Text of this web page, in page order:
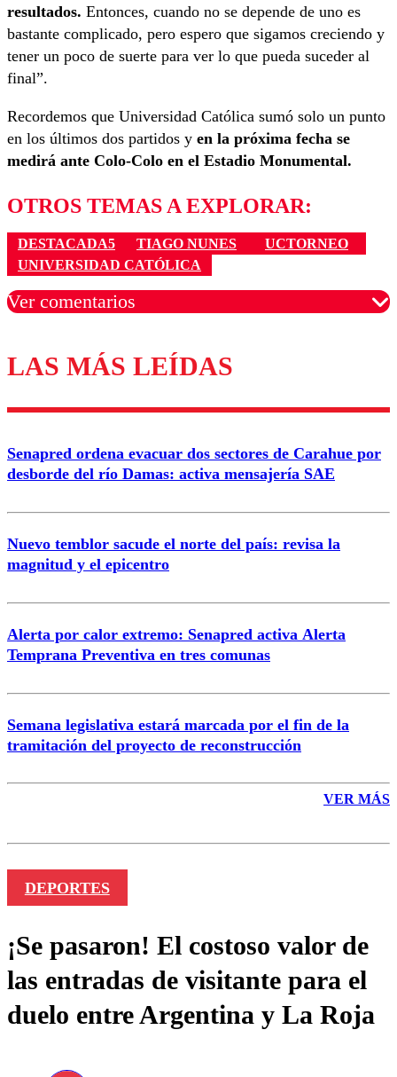
resultados. Entonces, cuando no se depende de uno es
bastante complicado, pero espero que sigamos creciendo y
tener un poco de suerte para ver lo que pueda suceder al
final”.
Recordemos que Universidad Católica sumó solo un punto
en los últimos dos partidos y en la próxima fecha se
medirá ante Colo-Colo en el Estadio Monumental.
OTROS TEMAS A EXPLORAR:
DESTACADA5 TIAGO NUNES
UCTORNEO
UNIVERSIDAD CATÓLICA
Ver comentarios
Los comentarios son moderados para garantizar un
diálogo respetuoso.
Correo
LAS MÁS LEÍDAS
Senapred ordena evacuar dos sectores de Carahue por
desborde del río Damas: activa mensajería SAE
Nuevo temblor sacude el norte del país: revisa la
magnitud y el epicentro
Alerta por calor extremo: Senapred activa Alerta
Temprana Preventiva en tres comunas
Semana legislativa estará marcada por el fin de la
tramitación del proyecto de reconstrucción
VER MÁS
DEPORTES
¡Se pasaron! El costoso valor de
las entradas de visitante para el
duelo entre Argentina y La Roja